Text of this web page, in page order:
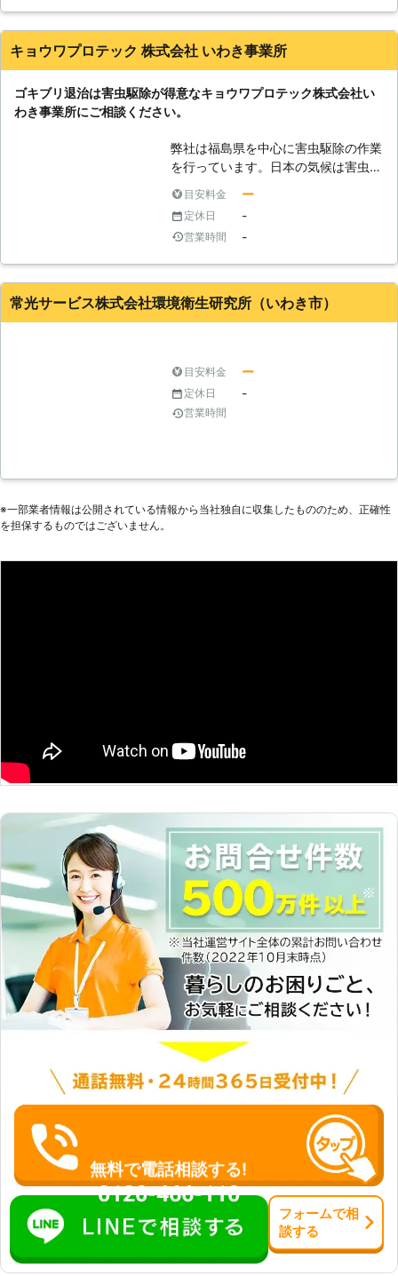
日常生活でなにか害虫の被害を受けた
らぜひ弊社にご連絡ください。
キョウワプロテック 株式会社 いわき事業所
ゴキブリ退治は害虫駆除が得意なキョウワプロテック株式会社い
わき事業所にご相談ください。
弊社は福島県を中心に害虫駆除の作業
を行っています。日本の気候は害虫に
や縄張りを作りやすいです。害虫は卵
を何個ももっているものや、人やペッ
トを刺すものもいてかなりの悪影響を
について悩んでいる方がいましたらぜ
ひお問い合わせください。
目安料金 ー
定休日 -
営業時間 -
常光サービス株式会社環境衛生研究所（いわき市）
目安料金 ー
定休日 -
営業時間
※⼀部業者情報は公開されている情報から当社独⾃に収集したもののため、正確性
を担保するものではございません。
無料で電話相談する!
0120-466-110
フォームで相
談する